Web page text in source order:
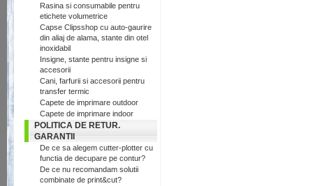
Rasina si consumabile pentru
etichete volumetrice
Capse Clipsshop cu auto-gaurire
din aliaj de alama, stante din otel
inoxidabil
Insigne, stante pentru insigne si
accesorii
Cani, farfurii si accesorii pentru
transfer termic
Capete de imprimare outdoor
Capete de imprimare indoor
POLITICA DE RETUR.
GARANTII
De ce sa alegem cutter-plotter cu
functia de decupare pe contur?
De ce nu recomandam solutii
combinate de print&cut?